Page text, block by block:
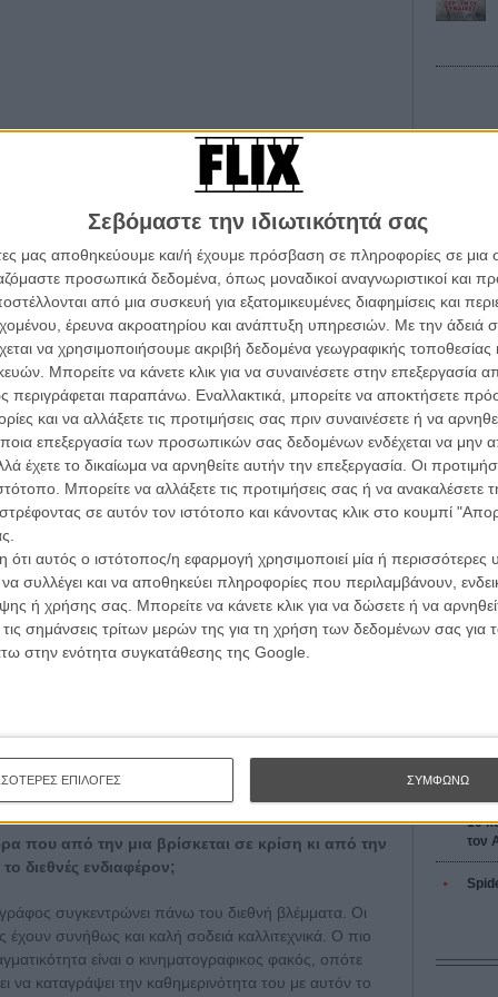
Σεβόμαστε την ιδιωτικότητά σας
μας αποθηκεύουμε και/ή έχουμε πρόσβαση σε πληροφορίες σε
προσωπικά δεδομένα, όπως μοναδικοί αναγνωριστικοί και
από μια συσκευή για εξατομικευμένες διαφημίσεις και
έρευνα ακροατηρίου και ανάπτυξη υπηρεσιών. Με την άδειά
να χρησιμοποιήσουμε ακριβή δεδομένα γεωγραφικής τοποθεσίας
Μπορείτε να κάνετε κλικ για να συναινέσετε στην επεξεργασία
περιγράφεται παραπάνω. Εναλλακτικά, μπορείτε να αποκτήσετε
και να αλλάξετε τις προτιμήσεις σας πριν συναινέσετε ή να
επεξεργασία των προσωπικών σας δεδομένων ενδέχεται να μην
έχετε το δικαίωμα να αρνηθείτε αυτήν την επεξεργασία. Οι
Μπορείτε να αλλάξετε τις προτιμήσεις σας ή να ανακαλέσετε
σε αυτόν τον ιστότοπο και κάνοντας κλικ στο κουμπί
αυτός ο ιστότοπος/η εφαρμογή χρησιμοποιεί μία ή περισσότερες
συλλέγει και να αποθηκεύει πληροφορίες που περιλαμβάνουν,
ή χρήσης σας. Μπορείτε να κάνετε κλικ για να δώσετε ή να
σημάνσεις τρίτων μερών της για τη χρήση των δεδομένων σας
στην ενότητα συγκατάθεσης της Google.
ΕΠΙΛΟΓΕΣ ΣΥΜΦΩΝΩ
οδήγησε να κάνετε την ταινία ;
ταινία. Αν αυτό είναι αλήθεια, τότε εγώ
σε όλες τις μέχρι τώρα ταινίες μου. Μια σχέση που
όλες τις μετέπειτα ανθρώπινες επαφές μας. Η αγάπη
και η πεποίθηση μου ότι όλες οι σχέσεις -είτε
φτιαγμένες από τα ίδια συστατικά, με οδήγησε στη
που σας ρωτούσε «τι είναι η ταινία σου;»
ζευγάρι που η διάφορα ηλικίας τους αναγκαστικά τους
πατέρα και γιου. Τα παιχνίδια εξουσίας που υπάρχουν
δε μένουν αναλλοίωτα στο χρόνο, και συχνά
ο προσδιορισμός «μικρού μήκους» ορίζει
ναι ή όχι;
είδος κινηματογράφου και όχι προπομπός της
στο πώς γράφεται το σενάριο της, στο ταξίδι
ανελέητη καταπίεση της χρονικής διαρκειας που
πάνω στη σημασία, τη βαρύτητα και την
που από την μια βρίσκεται σε κρίση κι από την
διεθνές ενδιαφέρον;
συγκεντρώνει πάνω του διεθνή βλέμματα. Οι
συνήθως και καλή σοδειά καλλιτεχνικά. Ο πιο
είναι ο κινηματογραφικος φακός, οπότε
να καταγράψει την καθημερινότητα του με αυτόν το
Μια Θέση
A Place
Τζορτζ
The
Ψηλά
Tacones
Πέδρο
Ο
L’
Ζαν-Πολ
Ο
10
τον
τα βλέπεις όλα σινεμά...
εβδομάδα
τρόπο του flix
του flix, στο inbox σου
ειδήσεις | νέες ταινίες | πρόγραμμα αιθουσών για όλη την Ελλάδα |
| συνεντεύξεις | απόψεις | αφιερώματα | διαγωνισμοί
ΕΓΓΡΑΦΗ